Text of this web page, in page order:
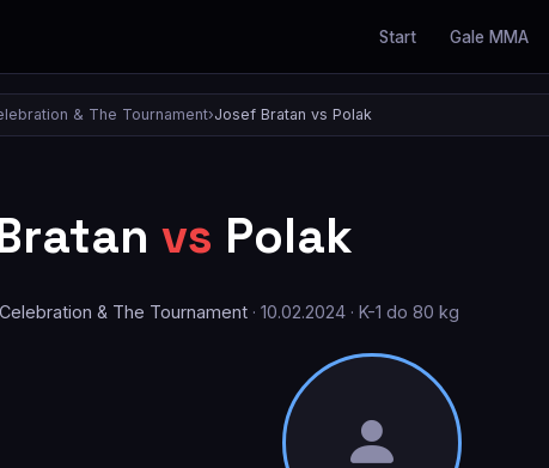
Start Gale MMA
& The Tournament›Josef Bratan vs Polak
vs Polak
& The Tournament· 10.02.2024 · K-1 do 80 kg